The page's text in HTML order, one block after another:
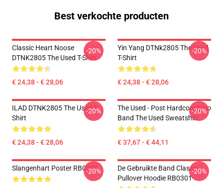
Best verkochte producten
Classic Heart Noose
DTNK2805 The Used T-Shirt
€ 24,38 - € 28,06
-20%
Yin Yang DTNk2805 The Used
T-Shirt
€ 24,38 - € 28,06
-20%
ILAD DTNK2805 The Used T-
Shirt
€ 24,38 - € 28,06
-20%
The Used - Post Hardcore Emo
Band The Used Sweatshirt
€ 37,67 - € 44,11
-20%
Slangenhart Poster RB0301
-20%
De Gebruikte Band Classic
Pullover Hoodie RB0301
-20%